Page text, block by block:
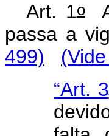
Art. 1oA
passa a
499)
“Art. 3